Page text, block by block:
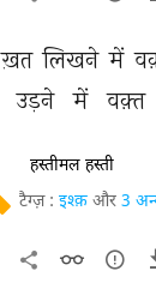
ख़त लिखने में
उड़ने में वक़्त
हस्तीमल हस्ती
टैग्ज़ : इश्क़ और 3